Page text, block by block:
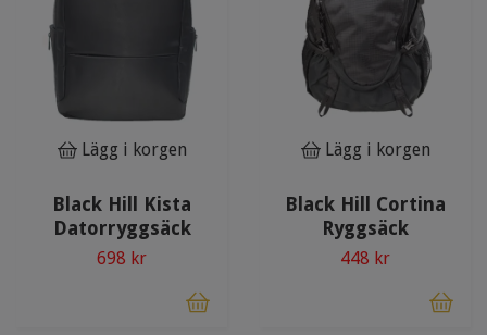
Lägg i korgen
Black Hill Kista
Datorryggsäck
698 kr
Lägg i korgen
Black Hill Cortina
Ryggsäck
448 kr